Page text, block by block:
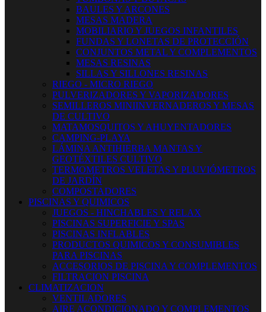
BAULES Y ARCONES
MESAS MADERA
MOBILIARIO Y JUEGOS INFANTILES
FUNDAS Y LONETAS DE PROTECCIÓN
CONJUNTOS METAL Y COMPLEMENTOS
MESAS RESINAS
SILLAS Y SILLONES RESINAS
RIEGO - MICRO RIEGO
PULVERIZADORES Y VAPORIZADORES
SEMILLEROS MINIINVERNADEROS Y MESAS
DE CULTIVO
MATAMOSQUITOS Y AHUYENTADORES
CAMPING-PLAYA
LÁMINA ANTIHIERBA MANTAS Y
GEOTÉXTILES CULTIVO
TERMOMETROS VELETAS Y PLUVIÓMETROS
DE JARDÍN
COMPOSTADORES
PISCINAS Y QUIMICOS
JUEGOS - HINCHABLES Y RELAX
PISCINAS SUPERFICIE Y SPAS
PISCINAS INFLABLES
PRODUCTOS QUIMICOS Y CONSUMIBLES
PARA PISCINAS
ACCESORIOS DE PISCINA Y COMPLEMENTOS
FILTRACION PISCINA
CLIMATIZACION
VENTILADORES
AIRE ACONDICIONADO Y COMPLEMENTOS